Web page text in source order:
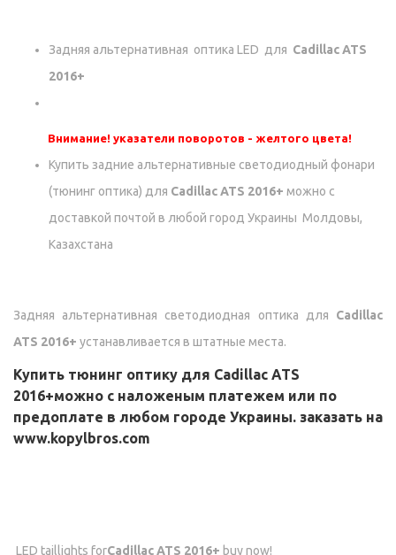
Задняя альтернативная оптика LED для Cadillac ATS
2016+
Внимание! указатели поворотов - желтого цвета!
Купить задние альтернативные светодиодный фонари
(тюнинг оптика) для Cadillac ATS 2016+ можно с
доставкой почтой в любой город Украины Молдовы,
Казахстана
Задняя альтернативная светодиодная оптика для Cadillac
ATS 2016+ устанавливается в штатные места.
Купить тюнинг оптику для Cadillac ATS
2016+можно с наложеным платежем или по
предоплате в любом городе Украины. заказать на
www.kopylbros.com
LED taillights forCadillac ATS 2016+ buy now!